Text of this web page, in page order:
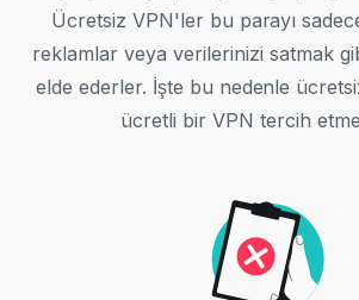
Ücretsiz VPN'ler bu parayı
reklamlar veya verilerinizi satmak
elde ederler. İşte bu nedenle
ücretli bir VPN tercih